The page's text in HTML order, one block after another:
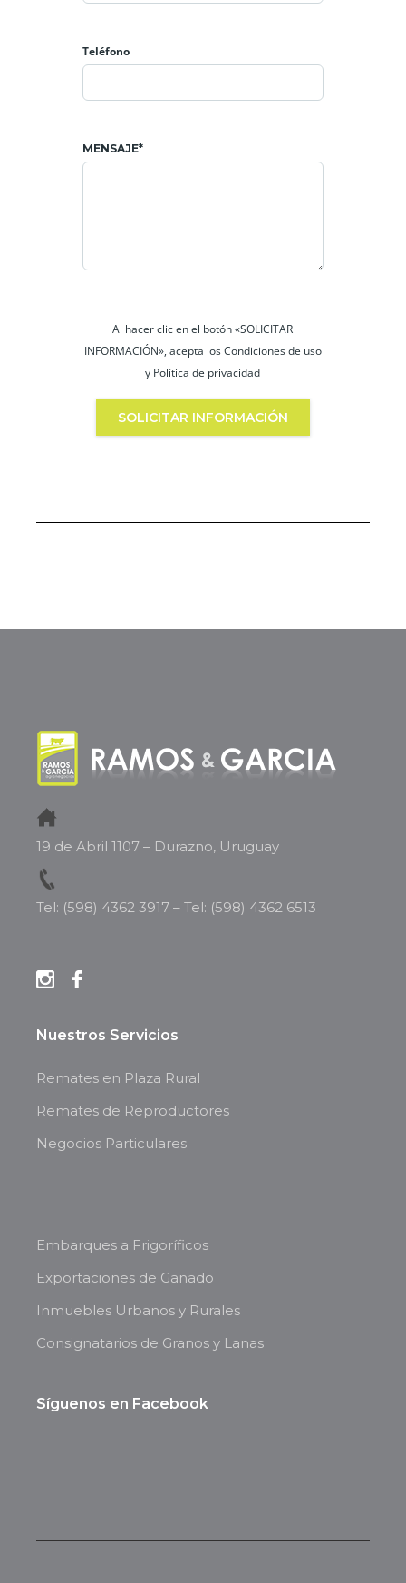
Teléfono
MENSAJE*
Al hacer clic en el botón «SOLICITAR
INFORMACIÓN», acepta los Condiciones de uso
y Política de privacidad
SOLICITAR INFORMACIÓN
19 de Abril 1107 – Durazno, Uruguay
Tel: (598) 4362 3917 –Tel: (598) 4362 6513
Nuestros Servicios
Remates en Plaza Rural
Remates de Reproductores
Negocios Particulares
Embarques a Frigoríficos
Exportaciones de Ganado
Inmuebles Urbanos y Rurales
Consignatarios de Granos y Lanas
Síguenos en Facebook